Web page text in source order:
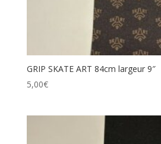
GRIP SKATE ART 84cm largeur 9″
5,00€